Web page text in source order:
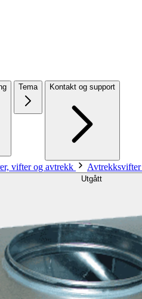
Tema Kontakt og support
vifter og avtrekk Avtrekksvifter
Utgått